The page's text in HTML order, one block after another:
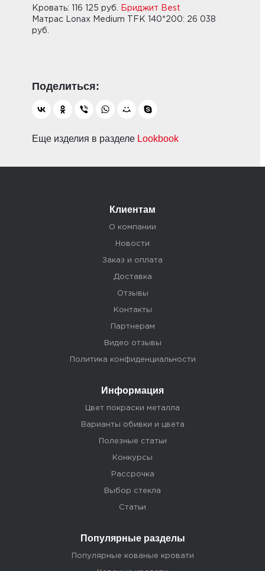
Кровать: 116 125 руб.
Бриджит Best
Матрас Lonax Medium TFK 140*200: 26 038
руб.
Еще изделия в разделе Lookbook
Клиентам
О компании
Новости
Заказ и оплата
Доставка
Отзывы
Контакты
Партнерам
Видео отзывы
Политика конфиденциальности
Информация
Цвет покраски металла
Варианты обивки и цвета
Полезные статьи
Конкурсы
Рассрочка
Выбор стекла
Статьи
Популярные разделы
Популярные кованые кровати